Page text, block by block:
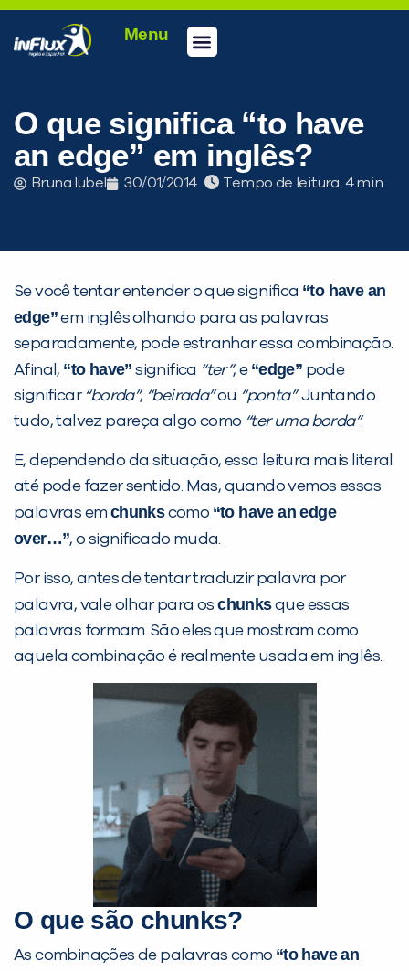
Menu
O que significa “to have
an edge” em inglês?
Bruna Iubel 30/01/2014 Tempo de leitura:
Se você tentar entender o que significa “to have an
edge”em inglês olhando para as palavras
separadamente, pode estranhar essa combinação.
Afinal, “to have” significa “ter”, e “edge” pode
significar“borda”, “beirada”ou “ponta”. Juntando
tudo, talvez pareça algo como “ter uma borda”.
E, dependendo da situação, essa leitura mais literal
até pode fazer sentido. Mas, quando vemos essas
palavras em chunkscomo “to have an edge
over…”, o significado muda.
Por isso, antes de tentar traduzir palavra por
palavra, vale olhar para oschunksque essas
palavras formam. São eles que mostram como
aquela combinação é realmente usada em inglês.
O que são chunks?
As combinações de palavras como “to have an
PEÇA UMA DEMONSTRAÇÃO DE MÉTODO
Desculpe!
inFlux nesta cidade ou bairro que
você digitou.
Preencha com seus dados abaixo e